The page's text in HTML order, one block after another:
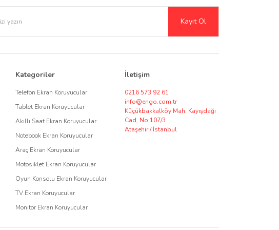
yardımcı olur. Şeffaf ve mat seçeneklerle ekran netliğini artırırken, gizlilik
geliştirerek kreatif kullanıcılar için harika bir çözüm sunar.
korunması için ekran koruyucu tedariki ve özel üretim seçenekleri
odaklı tasarımı ile Engo, cihazlarınızı korurken kullanım ömrünü
Kayıt Ol
Kategoriler
Telefon Ekran Koruyucular
Tablet Ekran Koruyucular
Akıllı Saat Ekran Koruyucular
Notebook Ekran Koruyucular
Araç Ekran Koruyucular
Motosiklet Ekran Koruyucular
Oyun Konsolu Ekran Koruyucular
TV Ekran Koruyucular
Monitör Ekran Koruyucular
İletişim
0216 573 92 61
info@engo.com.tr
Küçükbakkalköy Mah. Kayışdağı
Cad. No:107/3
Ataşehir / İstanbul